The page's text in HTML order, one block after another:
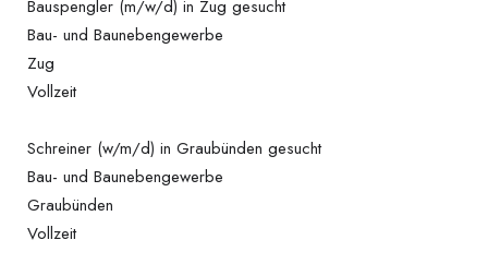
Bauspengler (m/w/d) in Zug gesucht
Bau- und Baunebengewerbe
Zug
Vollzeit
Schreiner (w/m/d) in Graubünden gesucht
Bau- und Baunebengewerbe
Graubünden
Vollzeit